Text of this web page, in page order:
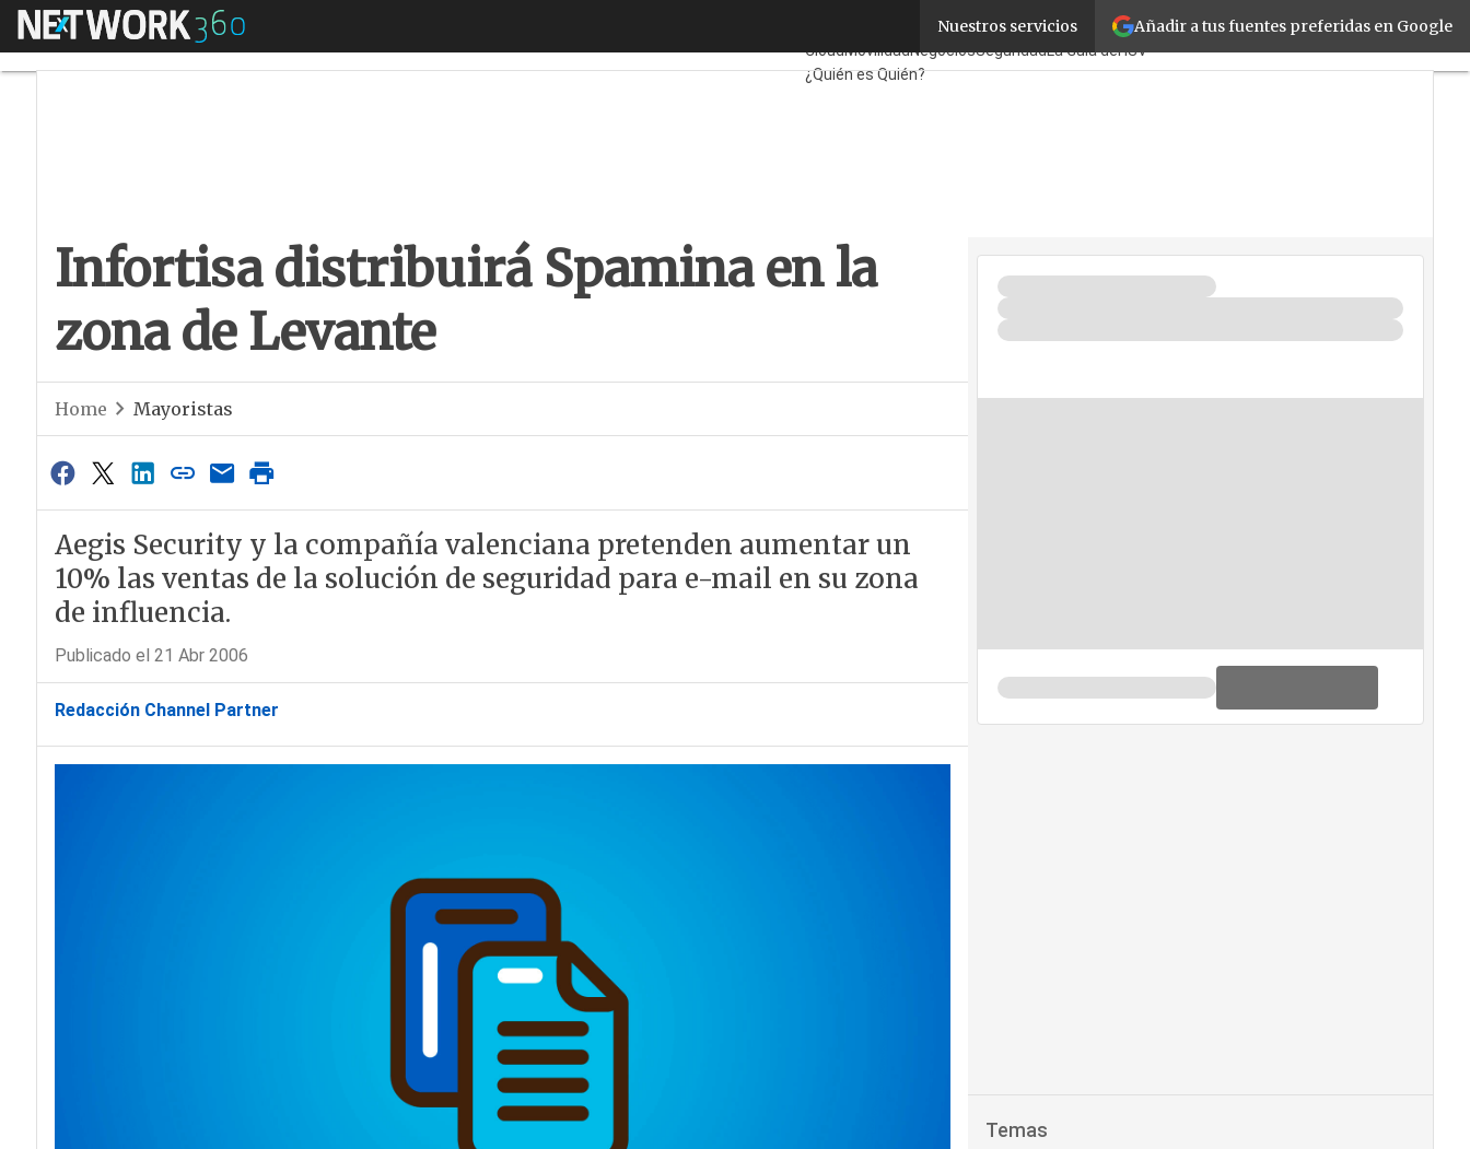
Añadir a tus fuentes preferidas en Google
Nuestros servicios
Menú MayoristasTicPymesCorporate Retail
CloudMovilidadNegociosSeguridadLa Guía del ISV
¿Quién es Quién?
Infortisa distribuirá Spamina en la
zona de Levante
Home Mayoristas
Aegis Security y la compañía valenciana pretenden aumentar un
10% las ventas de la solución de seguridad para e-mail en su zona
de influencia.
Publicado el 21 Abr 2006
Redacción Channel Partner
Temas